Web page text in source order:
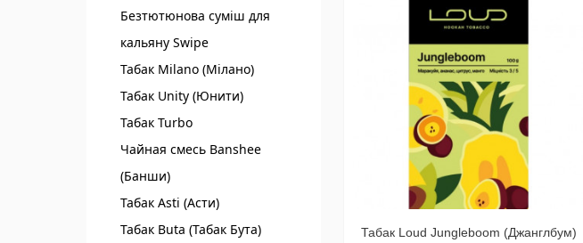
Безтютюнова суміш для
кальяну Swipe
Табак Milano (Мілано)
Табак Unity (Юнити)
Табак Turbo
Чайная смесь Banshee
(Банши)
Табак Asti (Асти)
Табак Buta (Табак Бута)
Табак Loud Jungleboom (Джанглбум)